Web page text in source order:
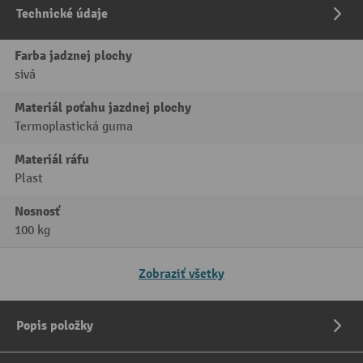
Technické údaje
Farba jadznej plochy
sivá
Materiál poťahu jazdnej plochy
Termoplastická guma
Materiál ráfu
Plast
Nosnosť
100 kg
Zobraziť všetky
Popis položky